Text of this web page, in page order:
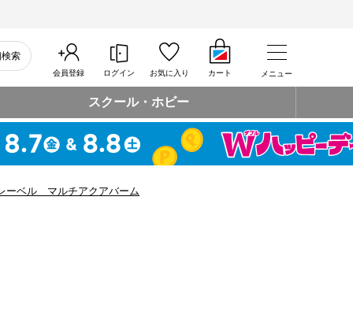
索
会員登録 ログイン お気に入り カート メニュー
スクール・ホビー
ーベル マルチアクアバーム